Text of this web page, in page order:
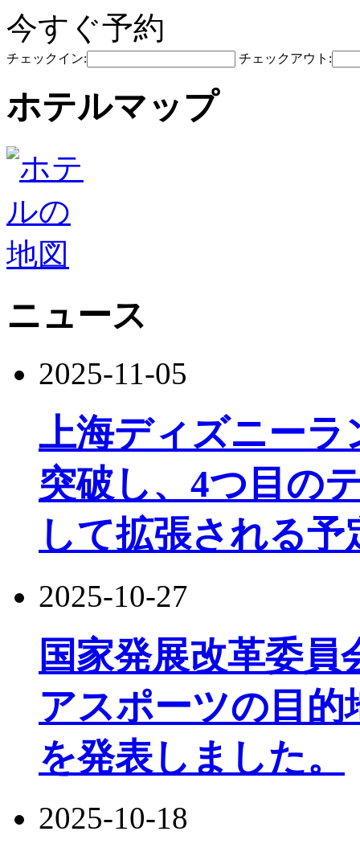
今すぐ予約
チェックイン: チェックアウト:
ホテルマップ
ニュース
2025-11-05
上海ディズニーラ
突破し、4つ目の
して拡張される予
2025-10-27
国家発展改革委
アスポーツの目的
を発表しました。
2025-10-18